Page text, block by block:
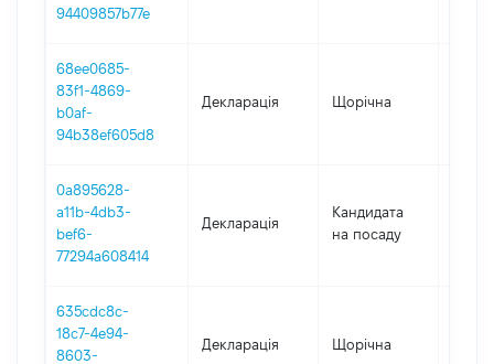
94409857b77e
68ee0685-
83f1-4869-
b0af-
94b38ef605d8
Декларація Щорічна
0a895628-
a11b-4db3-
bef6-
77294a608414
Декларація
Кандидата
на посаду
635cdc8c-
18c7-4e94-
8603-
Декларація Щорічна